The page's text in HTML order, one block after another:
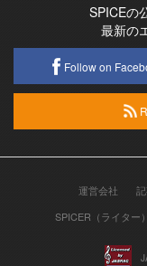
SPICEの
最新の
Follow on
運営会社
SPICER（ライター